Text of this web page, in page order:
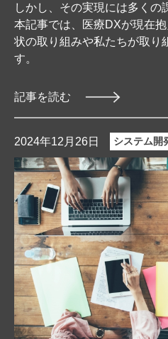
しかし、その実現には多くの
本記事では、医療DXが現在
状の取り組みや私たちが取り
す。
記事を読む
2024年12月26日 システム開